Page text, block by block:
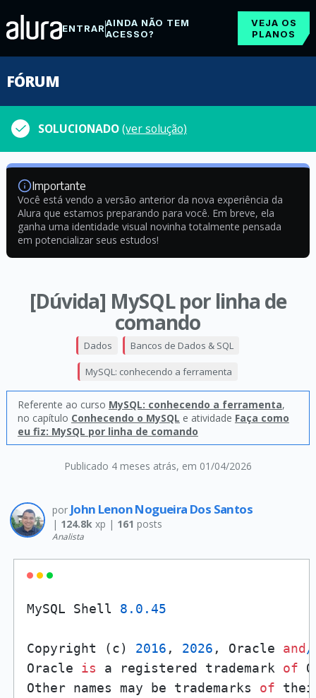
ENTRARAINDA NÃO TEM
ACESSO?
VEJA OS
PLANOS
FÓRUM
SOLUCIONADO(ver solução)
Importante
Você está vendo a versão anterior da nova experiência da
Alura que estamos preparando para você. Em breve, ela
ganha uma identidade visual novinha totalmente pensada
em potencializar seus estudos!
[Dúvida] MySQL por linha de
comando
Publicado 4 meses atrás, em 01/04/2026
Dados Bancos de Dados & SQL
MySQL: conhecendo a ferramenta
Referente ao curso MySQL: conhecendo a ferramenta,
no capítulo Conhecendo o MySQL e atividade Faça como
eu fiz: MySQL por linha de comando
por John Lenon Nogueira Dos Santos
| 124.8kxp | 161 posts
Analista
MySQL Shell 8.0 .45
Copyright (c) 2016 , 2026 , Oracle and /
Oracle is a registered trademark of
Other names may be trademarks of